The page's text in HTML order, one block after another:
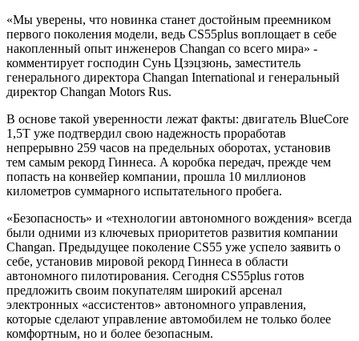
«Мы уверены, что новинка станет достойным преемником
первого поколения модели, ведь CS55plus воплощает в себе
накопленный опыт инженеров Changan со всего мира» -
комментирует господин Сунь Цзэцзюнь, заместитель
генерального директора Changan International и генеральный
директор Changan Motors Rus.
В основе такой уверенности лежат факты: двигатель BlueCore
1,5T уже подтвердил свою надежность проработав
непрерывно 259 часов на предельных оборотах, установив
тем самым рекорд Гиннеса. А коробка передач, прежде чем
попасть на конвейер компании, прошла 10 миллионов
километров суммарного испытательного пробега.
«Безопасность» и «технологии автономного вождения» всегда
были одними из ключевых приоритетов развития компании
Changan. Предыдущее поколение CS55 уже успело заявить о
себе, установив мировой рекорд Гиннеса в области
автономного пилотирования. Сегодня CS55plus готов
предложить своим покупателям широкий арсенал
электронных «ассистентов» автономного управления,
которые сделают управление автомобилем не только более
комфортным, но и более безопасным.